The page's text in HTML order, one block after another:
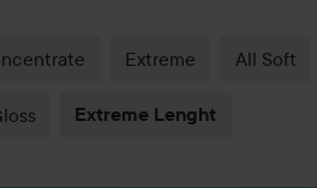
Extreme All Soft
Extreme Lenght